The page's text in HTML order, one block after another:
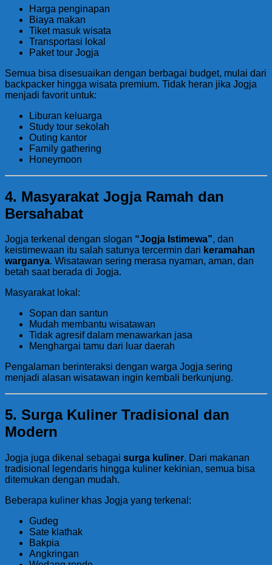
Harga penginapan
Biaya makan
Tiket masuk wisata
Transportasi lokal
Paket tour Jogja
Semua bisa disesuaikan dengan berbagai budget, mulai dari
backpacker hingga wisata premium. Tidak heran jika Jogja
menjadi favorit untuk:
Liburan keluarga
Study tour sekolah
Outing kantor
Family gathering
Honeymoon
4. Masyarakat Jogja Ramah dan
Bersahabat
Jogja terkenal dengan slogan “Jogja Istimewa”, dan
keistimewaan itu salah satunya tercermin dari keramahan
warganya. Wisatawan sering merasa nyaman, aman, dan
betah saat berada di Jogja.
Masyarakat lokal:
Sopan dan santun
Mudah membantu wisatawan
Tidak agresif dalam menawarkan jasa
Menghargai tamu dari luar daerah
Pengalaman berinteraksi dengan warga Jogja sering
menjadi alasan wisatawan ingin kembali berkunjung.
5. Surga Kuliner Tradisional dan
Modern
Jogja juga dikenal sebagai surga kuliner. Dari makanan
tradisional legendaris hingga kuliner kekinian, semua bisa
ditemukan dengan mudah.
Beberapa kuliner khas Jogja yang terkenal:
Gudeg
Sate klathak
Bakpia
Angkringan